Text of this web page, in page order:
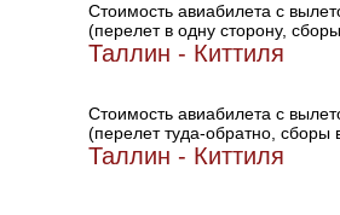
Стоимость авиабилета с
(перелет в одну сторону,
Таллин - Киттиля
Стоимость авиабилета с
(перелет туда-обратно, сборы
Таллин - Киттиля